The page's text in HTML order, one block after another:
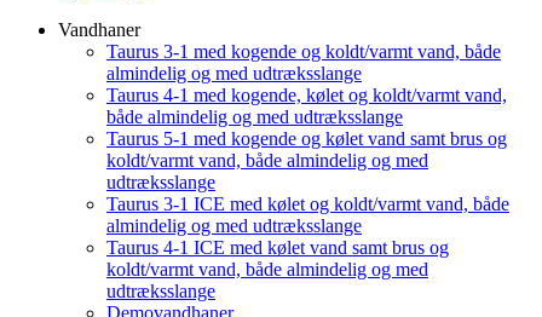
Vandhaner
Taurus 3-1 med kogende og koldt/varmt vand, både
almindelig og med udtræksslange
Taurus 4-1 med kogende, kølet og koldt/varmt vand,
både almindelig og med udtræksslange
Taurus 5-1 med kogende og kølet vand samt brus og
koldt/varmt vand, både almindelig og med
udtræksslange
Taurus 3-1 ICE med kølet og koldt/varmt vand, både
almindelig og med udtræksslange
Taurus 4-1 ICE med kølet vand samt brus og
koldt/varmt vand, både almindelig og med
udtræksslange
Demovandhaner